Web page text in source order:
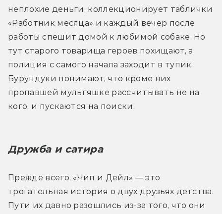
неплохие деньги, коллекционирует таблички
«Работник месяца» и каждый вечер после
работы спешит домой к любимой собаке. Но
тут старого товарища героев похищают, а
полиция с самого начала заходит в тупик.
Бурундуки понимают, что кроме них
пропавшей мультяшке рассчитывать не на
кого, и пускаются на поиски.
Дружба и сатира
Прежде всего, «Чип и Дейл» — это
трогательная история о двух друзьях детства.
Пути их давно разошлись из-за того, что они